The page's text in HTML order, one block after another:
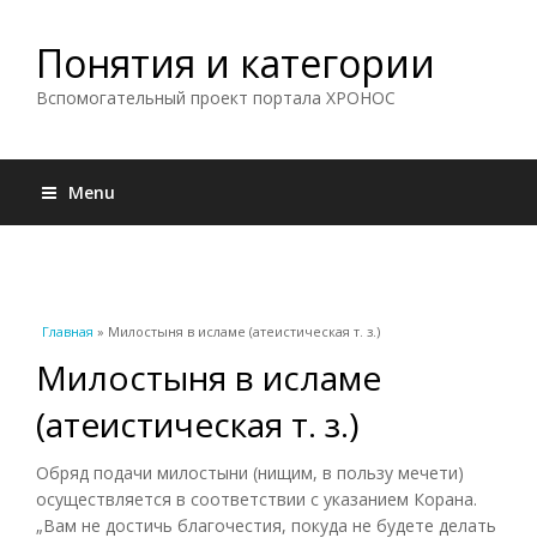
Понятия и категории
Вспомогательный проект портала ХРОНОС
Menu
Вы здесь
Главная » Милостыня в исламе (атеистическая т. з.)
Милостыня в исламе
(атеистическая т. з.)
Обряд подачи милостыни (нищим, в пользу мечети)
осуществляется в соответствии с указанием Корана.
„Вам не достичь благочестия, покуда не будете делать